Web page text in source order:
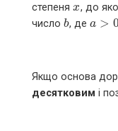
степеня x
x , до
число b
b, деa > 0
a>0, a
Якщо основа
десятковим і